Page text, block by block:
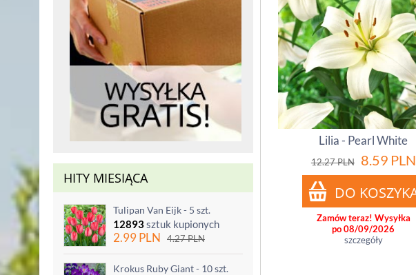
HITY MIESIĄCA
Tulipan Van Eijk - 5 szt.
12893sztuk kupionych
2.99PLN 4.27PLN
Krokus Ruby Giant - 10 szt.
Lilia - Pearl White
12.27PLN 8.59 PLN
Zamów teraz! Wysyłka
po 08/09/2026
szczegóły